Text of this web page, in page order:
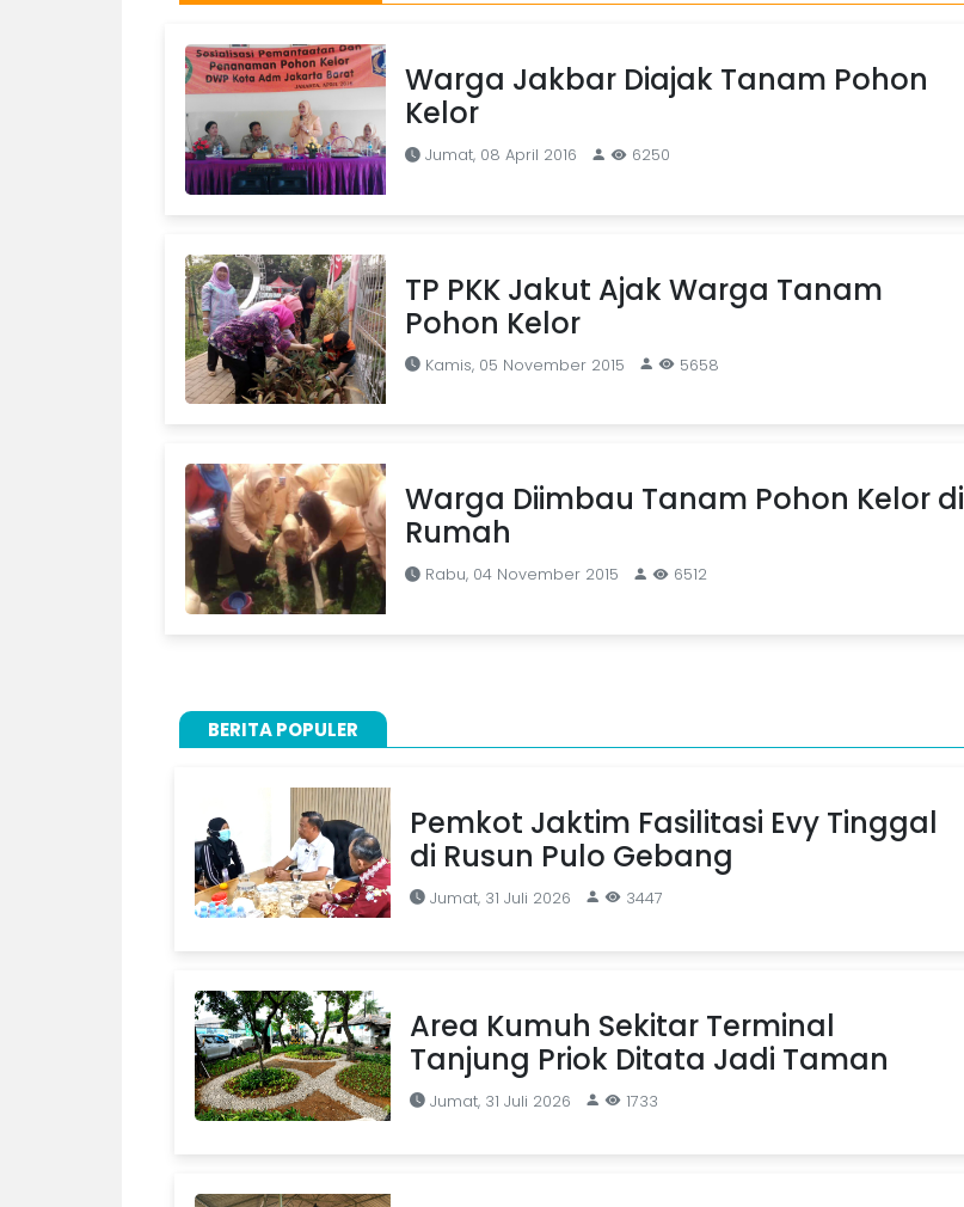
Warga Jakbar Diajak Tanam Pohon
Kelor
Jumat, 08 April 2016 6250
TP PKK Jakut Ajak Warga Tanam
Pohon Kelor
Kamis, 05 November 2015 5658
Warga Diimbau Tanam Pohon Kelor di
Rumah
Rabu, 04 November 2015 6512
BERITA POPULER
Pemkot Jaktim Fasilitasi Evy Tinggal
di Rusun Pulo Gebang
Jumat, 31 Juli 2026 3447
Area Kumuh Sekitar Terminal
Tanjung Priok Ditata Jadi Taman
Jumat, 31 Juli 2026 1733